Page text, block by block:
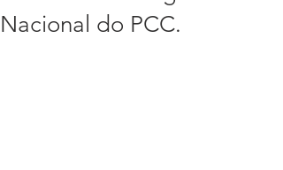
Nacional do PCC.